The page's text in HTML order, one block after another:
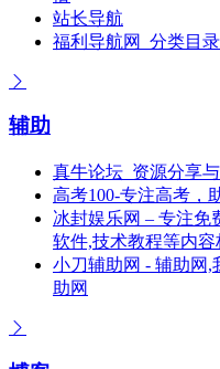
站长导航
福利导航网_分类目
辅助
真牛论坛_资源分享
高考100-专注高考，
冰封娱乐网 – 专注免
软件,技术教程等内容
小刀辅助网 - 辅助网,
助网